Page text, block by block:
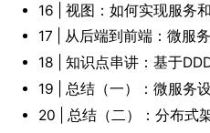
16 | 视图：如何实现服务
17 | 从后端到前端：微服
18 | 知识点串讲：基于
19 | 总结（一）：微服务
20 | 总结（二）：分布式